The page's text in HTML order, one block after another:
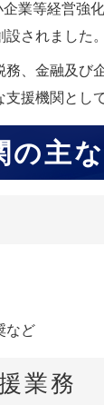
業等経営強
されました。
、金融及び
援機関とし
の主
など
業務